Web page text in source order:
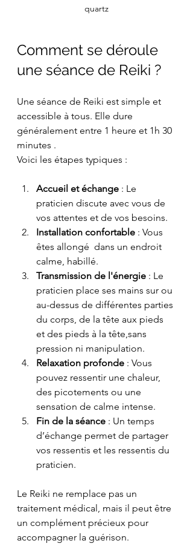
quartz
Comment se déroule
une séance de Reiki ?
Une séance de Reiki est simple et
accessible à tous. Elle dure
généralement entre 1 heure et 1h 30
minutes .
Voici les étapes typiques :
Accueil et échange : Le
praticien discute avec vous de
vos attentes et de vos besoins.
Installation confortable : Vous
êtes allongé  dans un endroit
calme, habillé.
Transmission de l'énergie : Le
praticien place ses mains sur ou
au-dessus de différentes parties
du corps, de la tête aux pieds
et des pieds à la tête,sans
pression ni manipulation.
Relaxation profonde : Vous
pouvez ressentir une chaleur,
des picotements ou une
sensation de calme intense.
Fin de la séance : Un temps
d’échange permet de partager
vos ressentis et les ressentis du
praticien.
Le Reiki ne remplace pas un
traitement médical, mais il peut être
un complément précieux pour
accompagner la guérison.